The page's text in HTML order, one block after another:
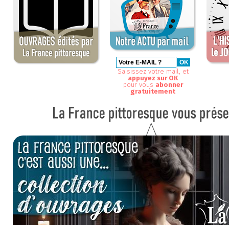
Saisissez votre mail, et
appuyez sur OK
pour vous abonner
gratuitement